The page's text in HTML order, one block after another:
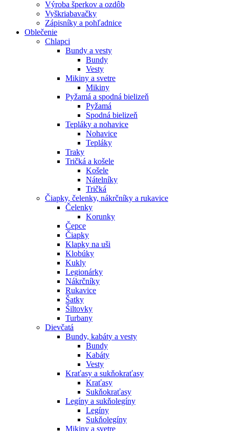
Výroba šperkov a ozdôb
Vyškriabavačky
Zápisníky a pohľadnice
Oblečenie
Chlapci
Bundy a vesty
Bundy
Vesty
Mikiny a svetre
Mikiny
Pyžamá a spodná bielizeň
Pyžamá
Spodná bielizeň
Tepláky a nohavice
Nohavice
Tepláky
Traky
Tričká a košele
Košele
Nátelníky
Tričká
Čiapky, čelenky, nákrčníky a rukavice
Čelenky
Korunky
Čepce
Čiapky
Klapky na uši
Klobúky
Kukly
Legionárky
Nákrčníky
Rukavice
Šatky
Šiltovky
Turbany
Dievčatá
Bundy, kabáty a vesty
Bundy
Kabáty
Vesty
Kraťasy a sukňokraťasy
Kraťasy
Sukňokraťasy
Legíny a sukňolegíny
Legíny
Sukňolegíny
Mikiny a svetre